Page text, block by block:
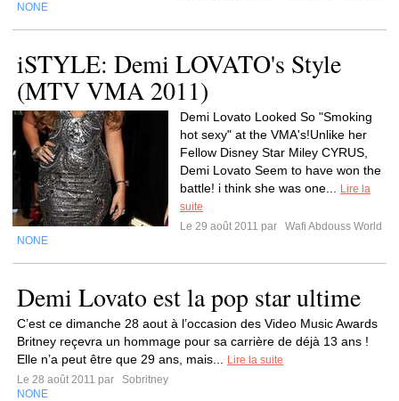
NONE
iSTYLE: Demi LOVATO's Style
(MTV VMA 2011)
Demi Lovato Looked So "Smoking
hot sexy" at the VMA's!Unlike her
Fellow Disney Star Miley CYRUS,
Demi Lovato Seem to have won the
battle! i think she was one...
Lire la
suite
Le 29 août 2011 par
Wafi Abdouss World
NONE
Demi Lovato est la pop star ultime
C’est ce dimanche 28 aout à l’occasion des Video Music Awards
Britney reçevra un hommage pour sa carrière de déjà 13 ans !
Elle n’a peut être que 29 ans, mais...
Lire la suite
Le 28 août 2011 par
Sobritney
NONE